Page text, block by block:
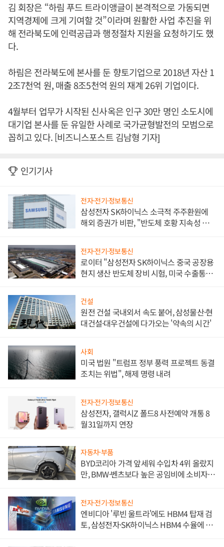
김 회장은 “하림 푸드 트라이앵글이 본격적으로 가동되면
지역경제에 크게 기여할 것”이라며 원활한 사업 추진을 위
해 전라북도에 인력공급과 행정절차 지원을 요청하기도 했
다.
하림은 전라북도에 본사를 둔 향토기업으로 2018년 자산 1
2조7천억 원, 매출 8조5천억 원의 재계 26위 기업이다.
4월부터 업무가 시작된 신사옥은 인구 30만 명인 소도시에
대기업 본사를 둔 유일한 사례로 국가균형발전의 모범으로
꼽히고 있다. [비즈니스포스트 김남형 기자]
인기기사
전자·전기·정보통신
삼성전자 SK하이닉스 소극적 주주환원에
해외 증권가 비판, "반도체 호황 지속성 의
전자·전기·정보통신
로이터 "삼성전자 SK하이닉스 중국 공장용
현지 생산 반도체 장비 시험, 미국 수출통제
건설
원전 건설 국내외서 속도 붙어, 삼성물산·현
대건설·대우건설에 다가오는 '약속의 시간'
사회
미국 법원 "트럼프 정부 풍력 프로젝트 동결
조치는 위법", 해제 명령 내려
전자·전기·정보통신
삼성전자, 갤럭시Z 폴드8 사전예약 개통 8
월31일까지 연장
자동차·부품
BYD코리아 가격 앞세워 수입차 4위 올랐지
만, BMW·벤츠보다 높은 공임비에 소비자
전자·전기·정보통신
엔비디아 '루빈 울트라'에도 HBM4 탑재 검
토, 삼성전자·SK하이닉스 HBM4 수율에 주